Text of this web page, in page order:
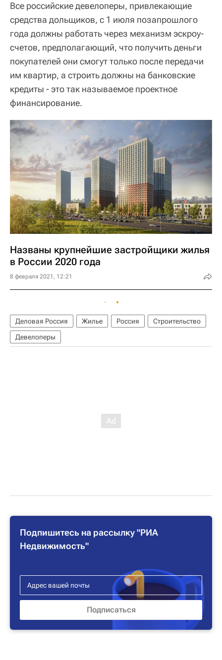
Все российские девелоперы, привлекающие
средства дольщиков, с 1 июля позапрошлого
года должны работать через механизм эскроу-
счетов, предполагающий, что получить деньги
покупателей они смогут только после передачи
им квартир, а строить должны на банковские
кредиты - это так называемое проектное
финансирование.
Названы крупнейшие застройщики жилья
в России 2020 года
8 февраля 2021, 12:21
Деловая Россия Жилье Россия
Строительство
Девелоперы
Подпишитесь на рассылку "РИА
Недвижимость"